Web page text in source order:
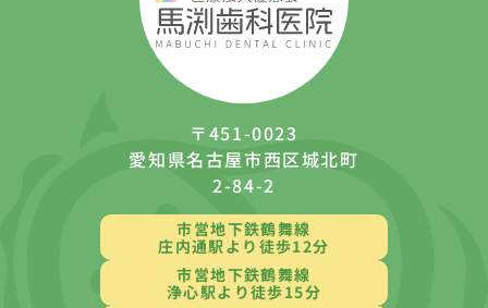
〒451-0023
愛知県名古屋市西区城北町
2-84-2
市営地下鉄鶴舞線
庄内通駅より徒歩12分
市営地下鉄鶴舞線
浄心駅より徒歩15分